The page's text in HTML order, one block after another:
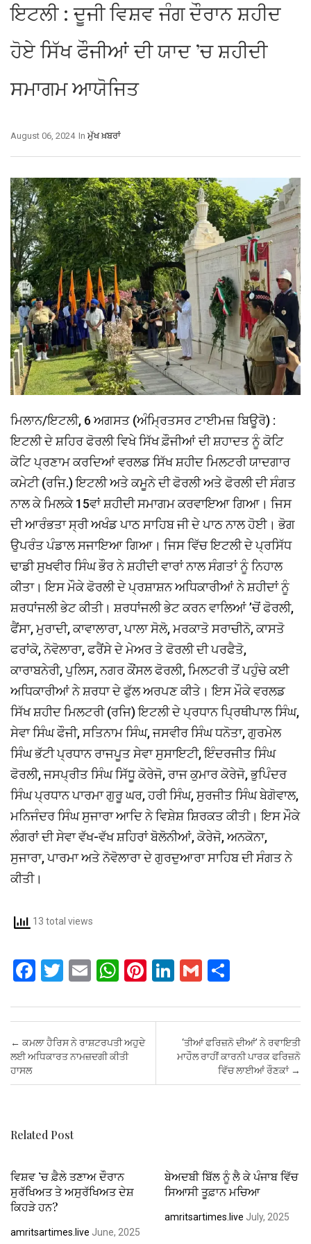
ਇਟਲੀ : ਦੂਜੀ ਵਿਸ਼ਵ ਜੰਗ ਦੌਰਾਨ ਸ਼ਹੀਦ
ਹੋਏ ਸਿੱਖ ਫੌਜੀਆਂ ਦੀ ਯਾਦ ’ਚ ਸ਼ਹੀਦੀ
ਸਮਾਗਮ ਆਯੋਜਿਤ
In ਮੁੱਖ ਖ਼ਬਰਾਂ
August 06, 2024
ਮਿਲਾਨ/ਇਟਲੀ, 6 ਅਗਸਤ (ਅੰਮ੍ਰਿਤਸਰ ਟਾਈਮਜ਼ ਬਿਊਰੋ) :
ਇਟਲੀ ਦੇ ਸ਼ਹਿਰ ਫੋਰਲੀ ਵਿਖੇ ਸਿੱਖ ਫ਼ੌਜੀਆਂ ਦੀ ਸ਼ਹਾਦਤ ਨੂੰ ਕੋਟਿ
ਕੋਟਿ ਪ੍ਰਣਾਮ ਕਰਦਿਆਂ ਵਰਲਡ ਸਿੱਖ ਸ਼ਹੀਦ ਮਿਲਟਰੀ ਯਾਦਗਾਰ
ਕਮੇਟੀ (ਰਜਿ.) ਇਟਲੀ ਅਤੇ ਕਮੂਨੇ ਦੀ ਫੋਰਲੀ ਅਤੇ ਫੋਰਲੀ ਦੀ ਸੰਗਤ
ਨਾਲ ਕੇ ਮਿਲਕੇ 15ਵਾਂ ਸ਼ਹੀਦੀ ਸਮਾਗਮ ਕਰਵਾਇਆ ਗਿਆ। ਜਿਸ
ਦੀ ਆਰੰਭਤਾ ਸ੍ਰੀ ਅਖੰਡ ਪਾਠ ਸਾਹਿਬ ਜੀ ਦੇ ਪਾਠ ਨਾਲ ਹੋਈ। ਭੋਗ
ਉਪਰੰਤ ਪੰਡਾਲ ਸਜਾਇਆ ਗਿਆ। ਜਿਸ ਵਿੱਚ ਇਟਲੀ ਦੇ ਪ੍ਰਸਿੱਧ
ਢਾਡੀ ਸੁਖਵੀਰ ਸਿੰਘ ਭੌਰ ਨੇ ਸ਼ਹੀਦੀ ਵਾਰਾਂ ਨਾਲ ਸੰਗਤਾਂ ਨੂੰ ਨਿਹਾਲ
ਕੀਤਾ। ਇਸ ਮੌਕੇ ਫੋਰਲੀ ਦੇ ਪ੍ਰਸ਼ਾਸ਼ਨ ਅਧਿਕਾਰੀਆਂ ਨੇ ਸ਼ਹੀਦਾਂ ਨੂੰ
ਸ਼ਰਧਾਂਜਲੀ ਭੇਟ ਕੀਤੀ। ਸ਼ਰਧਾਂਜਲੀ ਭੇਟ ਕਰਨ ਵਾਲਿਆਂ ’ਚੋਂ ਫੋਰਲੀ,
ਫੈਂਸਾ, ਮੁਰਾਦੀ, ਕਾਵਾਲਾਰਾ, ਪਾਲਾ ਸੋਲੋ, ਮਰਕਾਤੋ ਸਰਾਚੀਨੋ, ਕਾਸਤੋ
ਫਰਾਂਕੋ, ਨੋਵੋਲਾਰਾ, ਫਰੈਂਸੇ ਦੇ ਮੇਅਰ ਤੇ ਫੋਰਲੀ ਦੀ ਪਰਫੈਤੋ,
ਕਾਰਾਬਨੇਰੀ, ਪੁਲਿਸ, ਨਗਰ ਕੌਂਸਲ ਫੋਰਲੀ, ਮਿਲਟਰੀ ਤੋਂ ਪਹੁੰਚੇ ਕਈ
ਅਧਿਕਾਰੀਆਂ ਨੇ ਸ਼ਰਧਾ ਦੇ ਫੁੱਲ ਅਰਪਣ ਕੀਤੇ। ਇਸ ਮੌਕੇ ਵਰਲਡ
ਸਿੱਖ ਸ਼ਹੀਦ ਮਿਲਟਰੀ (ਰਜਿ) ਇਟਲੀ ਦੇ ਪ੍ਰਧਾਨ ਪ੍ਰਿਥੀਪਾਲ ਸਿੰਘ,
ਸੇਵਾ ਸਿੰਘ ਫੌਜੀ, ਸਤਿਨਾਮ ਸਿੰਘ, ਜਸਵੀਰ ਸਿੰਘ ਧਨੋਤਾ, ਗੁਰਮੇਲ
ਸਿੰਘ ਭੱਟੀ ਪ੍ਰਧਾਨ ਰਾਜਪੂਤ ਸੇਵਾ ਸੁਸਾਇਟੀ, ਇੰਦਰਜੀਤ ਸਿੰਘ
ਫੋਰਲੀ, ਜਸਪ੍ਰੀਤ ਸਿੰਘ ਸਿੱਧੂ ਕੋਰੇਜੋ, ਰਾਜ ਕੁਮਾਰ ਕੋਰੇਜੋ, ਭੁਪਿੰਦਰ
ਸਿੰਘ ਪ੍ਰਧਾਨ ਪਾਰਮਾ ਗੁਰੂ ਘਰ, ਹਰੀ ਸਿੰਘ, ਸੁਰਜੀਤ ਸਿੰਘ ਬੇਗੋਵਾਲ,
ਮਨਿਜੰਦਰ ਸਿੰਘ ਸੁਜਾਰਾ ਆਦਿ ਨੇ ਵਿਸ਼ੇਸ਼ ਸ਼ਿਰਕਤ ਕੀਤੀ। ਇਸ ਮੌਕੇ
ਲੰਗਰਾਂ ਦੀ ਸੇਵਾ ਵੱਖ-ਵੱਖ ਸ਼ਹਿਰਾਂ ਬੋਲੋਨੀਆਂ, ਕੋਰੇਜੋ, ਅਨਕੋਨਾ,
ਸੁਜਾਰਾ, ਪਾਰਮਾ ਅਤੇ ਨੋਵੋਲਾਰਾ ਦੇ ਗੁਰਦੁਆਰਾ ਸਾਹਿਬ ਦੀ ਸੰਗਤ ਨੇ
ਕੀਤੀ।
13 total views
F
ce
b
o
o
T
tt
er
E
ail
W
at
s
A
p
Pi
er
Li
ke
dI
n
G
ail ar
e
Post navigation
← ਕਮਲਾ ਹੈਰਿਸ ਨੇ ਰਾਸ਼ਟਰਪਤੀ ਅਹੁਦੇ
ਲਈ ਅਧਿਕਾਰਤ ਨਾਮਜ਼ਦਗੀ ਕੀਤੀ
ਹਾਸਲ
‘ਤੀਆਂ ਫਰਿਜ਼ਨੋ ਦੀਆਂ’ ਨੇ ਰਵਾਇਤੀ
ਮਾਹੌਲ ਰਾਹੀਂ ਕਾਰਨੀ ਪਾਰਕ ਫਰਿਜ਼ਨੋ
ਵਿੱਚ ਲਾਈਆਂ ਰੌਣਕਾਂ →
Related Post
ਵਿਸ਼ਵ ’ਚ ਫ਼ੈਲੇ ਤਣਾਅ ਦੌਰਾਨ
ਸੁਰੱਖਿਅਤ ਤੇ ਅਸੁਰੱਖਿਅਤ ਦੇਸ਼
ਕਿਹੜੇ ਹਨ?
amritsartimes.live June, 2025
ਬੇਅਦਬੀ ਬਿੱਲ ਨੂੰ ਲੈ ਕੇ ਪੰਜਾਬ ਵਿੱਚ
ਸਿਆਸੀ ਤੂਫ਼ਾਨ ਮਚਿਆ
amritsartimes.live July, 2025